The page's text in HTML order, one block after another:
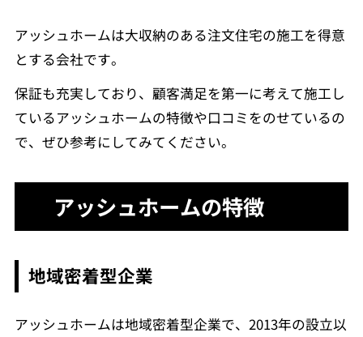
アッシュホームは大収納のある注文住宅の施工を得意
とする会社です。
保証も充実しており、顧客満足を第一に考えて施工し
ているアッシュホームの特徴や口コミをのせているの
で、ぜひ参考にしてみてください。
アッシュホームの特徴
地域密着型企業
アッシュホームは地域密着型企業で、2013年の設立以